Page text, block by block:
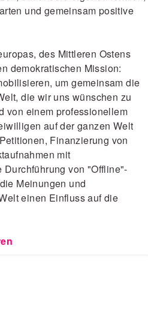
und gemeinsam positive
des Mittleren Ostens
demokratischen Mission:
um gemeinsam die
die wir uns wünschen zu
von einem professionellem
auf der ganzen Welt
Finanzierung von
mit
von "Offline"-
Meinungen und
einen Einfluss auf die